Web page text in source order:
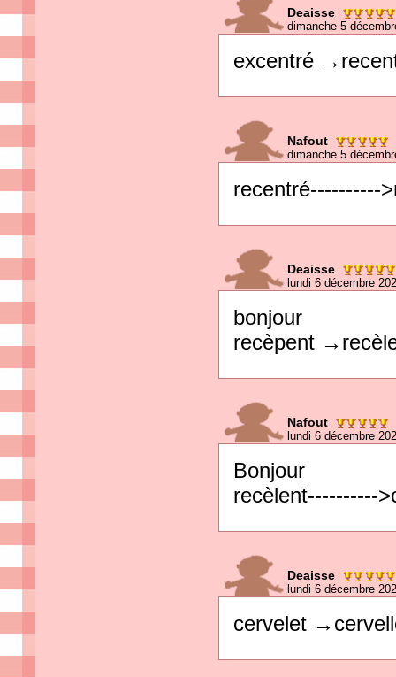
Deaisse
dimanche 5
excentré
Nafout
dimanche 5
recentré----------
Deaisse
lundi 6 décembre
bonjour
recèpent
Nafout
lundi 6 décembre
Bonjour
recèlent----------
Deaisse
lundi 6 décembre
cervelet